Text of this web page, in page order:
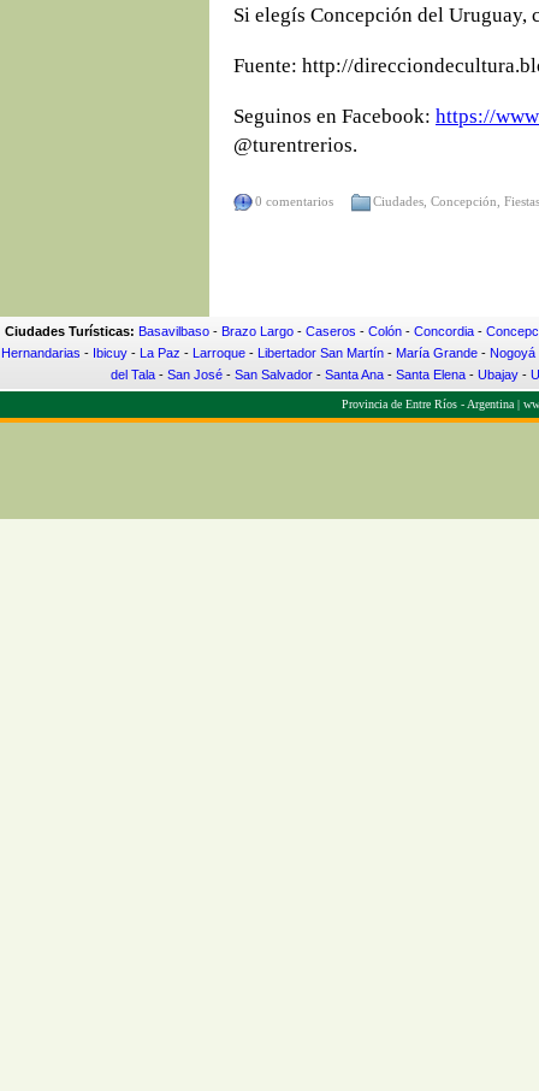
Si elegís Concepción del Uruguay,
Fuente: http://
Seguinos en Facebook: https://
@turentrerios.
0 comentarios Ciudades Concepción
Ciudades Turísticas: Basavilbaso- Brazo Largo- Caseros - Colón- Concordia-
Hernandarias - Ibicuy - La Paz - Larroque - Libertador San Martín - María Grande - Nogoyá
del Tala- San José- San Salvador- Santa Ana- Santa Elena- Ubajay-
Provincia de Entre Ríos - Argentina |